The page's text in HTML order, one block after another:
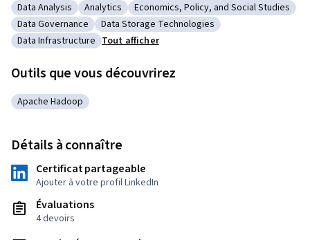
Catégorie : Data Analysis
Data Analysis Catégorie : Analytics
Analytics Catégorie : Economics, Policy, and
Economics, Policy, and Social Studies
Catégorie : Data Governance
Data Governance Catégorie : Data Storage Technologies
Data Storage Technologies
Catégorie : Data Infrastructure
Data Infrastructure Tout afficher
Outils que vous découvrirez
Catégorie : Apache Hadoop
Apache Hadoop
Détails à connaître
Certificat partageable
Ajouter à votre profil LinkedIn
Évaluations
4 devoirs